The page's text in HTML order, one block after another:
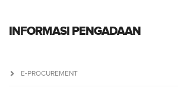
INFORMASI PENGADAAN
E-PROCUREMENT